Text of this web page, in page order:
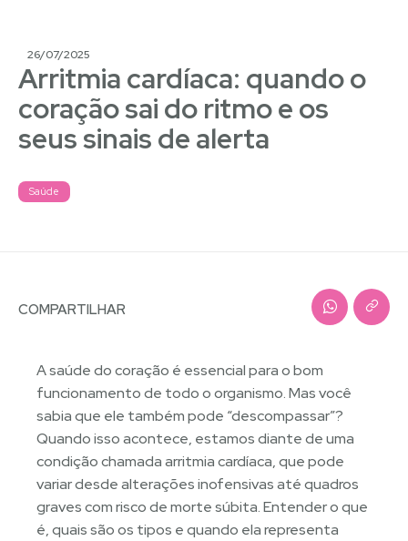
26/07/2025
Arritmia cardíaca: quando o
coração sai do ritmo e os
seus sinais de alerta
Saúde
COMPARTILHAR
A saúde do coração é essencial para o bom
funcionamento de todo o organismo. Mas você
sabia que ele também pode “descompassar”?
Quando isso acontece, estamos diante de uma
condição chamada arritmia cardíaca, que pode
variar desde alterações inofensivas até quadros
graves com risco de morte súbita. Entender o que
é, quais são os tipos e quando ela representa